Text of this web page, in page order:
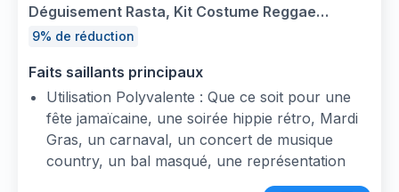
Déguisement Rasta, Kit Costume Reggae
Jamaïcaine avec Dreadlocks Perruque Gilet Tie-
Homme Femme Carnaval Cosplay Fête
9% de réduction
Faits saillants principaux
Utilisation Polyvalente : Que ce soit pour une
fête jamaïcaine, une soirée hippie rétro, Mardi
Gras, un carnaval, un concert de musique
country, un bal masqué, une représentation
théâtrale, un événement scolaire ou une tenue